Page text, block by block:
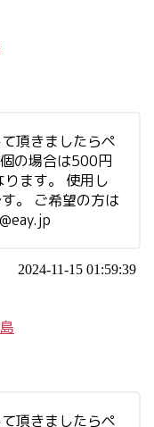
頂きましたらペ
の場合は500円
ます。 使用し
。 ご希望の方は
2024-11-15 01:59:39
頂きましたらペ